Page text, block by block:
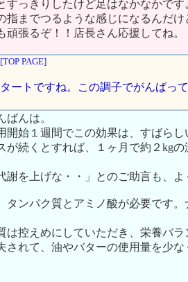
すっきりしたけど足はなかなかです
指までつるような感じになるんだけ
頑張るぞ！！店長さん応援してね。
[TOP PAGE]
ートですね。この調子でがんばっ
ばんは。
開始１週間でこの効果は、すばらし
が続くとすれば、１ヶ月で約２kg
謝を上げな・・」とのご助言も、
タンパク質とアミノ酸が必要です
は控えめにしていただき、栄養バ
されて、油やバターの使用量を少